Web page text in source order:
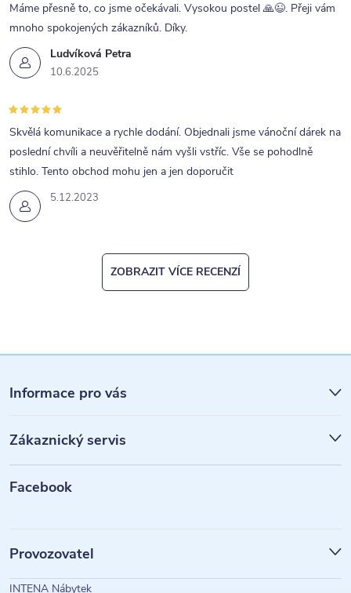
Ludvíková Petra
10.6.2025
Máme přesně to, co jsme očekávali. Vysokou postel 🙏😉. Přeji vám
mnoho spokojených zákazníků. Díky.
5.12.2023
Skvělá komunikace a rychle dodání. Objednali jsme vánoční dárek na
poslední chvíli a neuvěřitelně nám vyšli vstříc. Vše se pohodlně
stihlo. Tento obchod mohu jen a jen doporučit
ZOBRAZIT VÍCE RECENZÍ
á
p
a
Informace pro vás
Zákaznický servis
Facebook
Provozovatel
INTENA Nábytek